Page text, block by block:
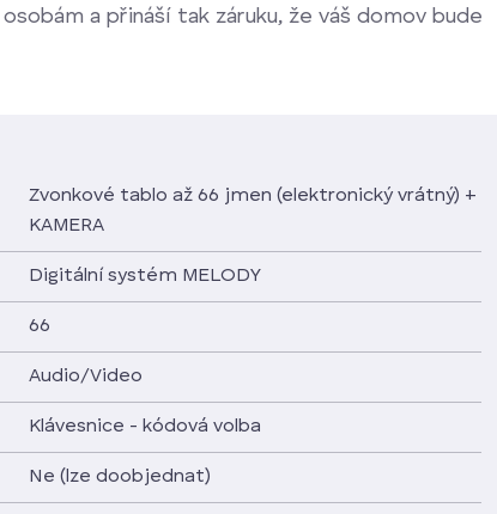
a přináší tak záruku, že váš domov bude
Zvonkové tablo až 66 jmen (elektronický vrátný) +
KAMERA
Digitální systém MELODY
66
Audio/Video
Klávesnice - kódová volba
Ne (lze doobjednat)